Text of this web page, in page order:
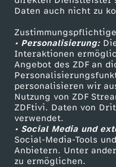
Daten auch nicht zu
• Personalisierung:
Interaktionen
Angebot des ZDF an
personalisieren wir
Nutzung von ZDF
ZDFtivi. Daten von
verwendet.
• Social Media und
Social-Media-Tools
Anbietern. Unter
zu ermöglichen.
i
n
a
l
e
ZDFtext
Livestreams
Sendungen A-Z
TV-Programm
ZDF Unternehmen
Karriere